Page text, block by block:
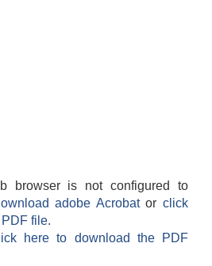
browser is not configured to
adobe Acrobatorclick
file.
here to download the PDF